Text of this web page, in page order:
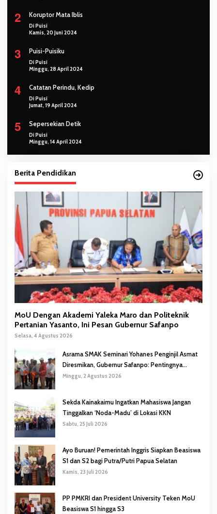
2 Koruptor Mata Iblis
Di Puisi
Kamis, 20 Juni 2024
3 Puisi-Puisiku
Di Puisi
Minggu, 28 April 2024
4 Catatan Perindu, Kedip
Di Puisi
Jumat, 19 April 2024
5 Sepersekian Detik
Di Puisi
Minggu, 14 April 2024
Berita Pendidikan
MoU Dengan Akademi Yaleka Maro dan Politeknik
Pertanian Yasanto, Ini Pesan Gubernur Safanpo
Selasa, 4 Agustus 2026
Asrama SMAK Seminari Yohanes Penginjil Asmat
Diresmikan, Gubernur Safanpo: Pentingnya
Pendidikan Karakter
Minggu, 2 Agustus 2026
Sekda Kainakaimu Ingatkan Mahasiswa Jangan
Tinggalkan ‘Noda-Madu’ di Lokasi KKN
Sabtu, 25 Juli 2026
Ayo Buruan! Pemerintah Inggris Siapkan Beasiswa
S1 dan S2 bagi Putra/Putri Papua Selatan
Kamis, 23 Juli 2026
PP PMKRI dan President University Teken MoU
Beasiswa S1 hingga S3